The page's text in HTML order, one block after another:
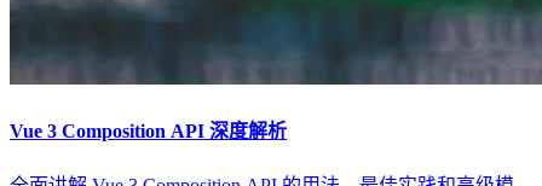
Vue 3 Composition API 深度解析